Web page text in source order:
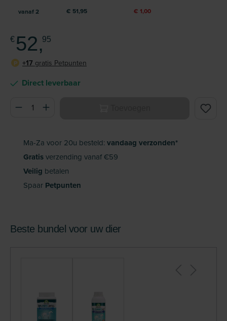
Direct leverbaar
vanaf2 € 51,95 € 1,00
€ 52,95
Producthoeveelheid: Voer de gewenste hoeveelheid in of
P +17 gratis Petpunten
Ma-Za voor 20u besteld: vandaag verzonden*
Gratisverzending vanaf €59
Veilig betalen
Spaar Petpunten
Beste bundel voor uw dier